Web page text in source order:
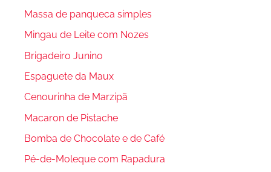
Massa de panqueca simples
Mingau de Leite com Nozes
Brigadeiro Junino
Espaguete da Maux
Cenourinha de Marzipã
Macaron de Pistache
Bomba de Chocolate e de Café
Pé-de-Moleque com Rapadura